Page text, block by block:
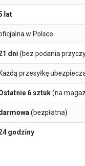
lat
w Polsce
dni (bez podania
Każdą przesyłkę
6 sztuk(na
(bezpłatna)
godziny